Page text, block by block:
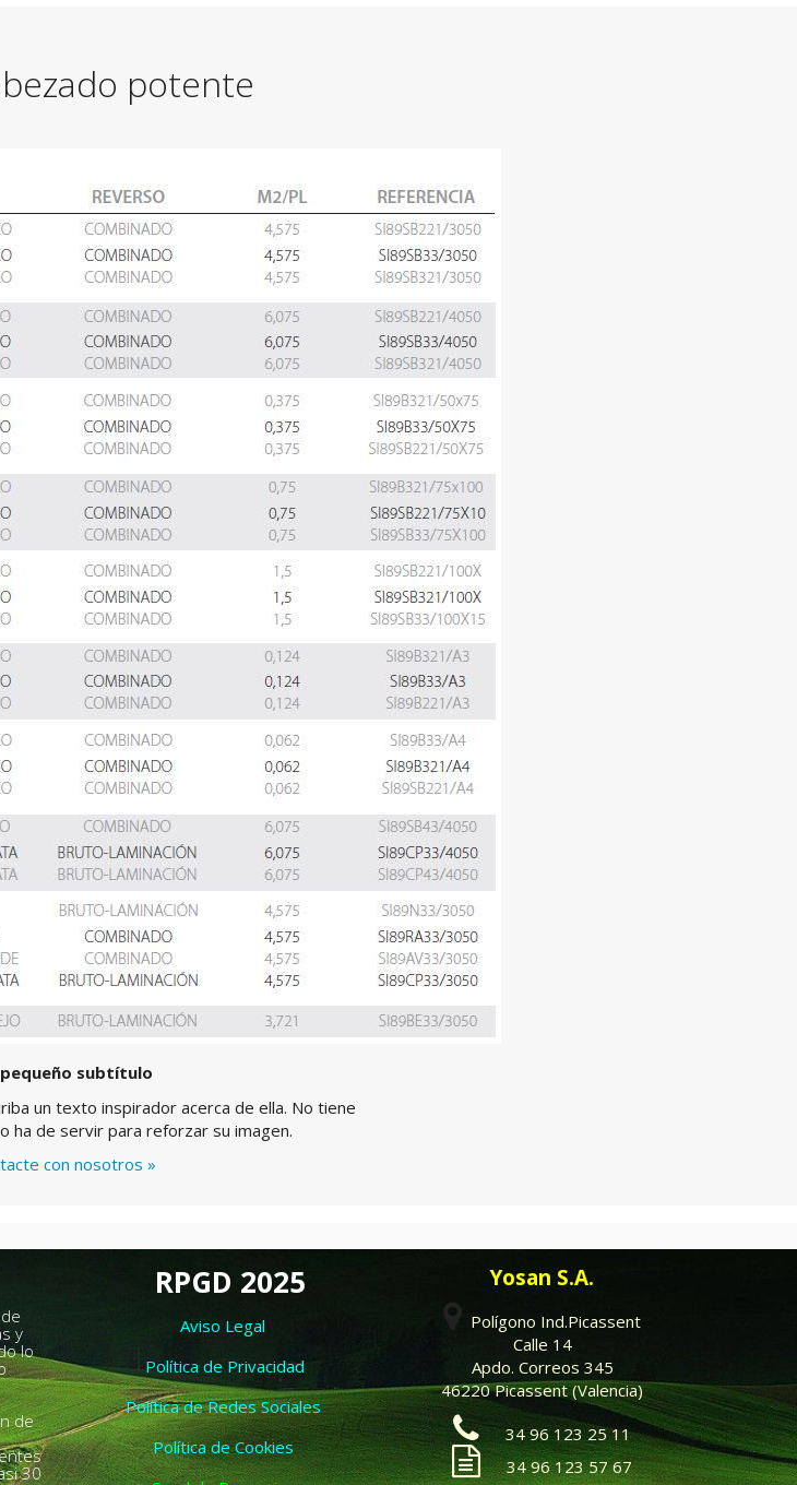
potente
pequeño subtítulo
un texto inspirador acerca de ella. No tiene
ha de servir para reforzar su imagen.
con nosotros »
y
lo
de
30
RPGD 2025
Aviso Legal
Política de Privacidad
Política de Redes Sociales
Política de Cookies
Yosan S.A.
Polígono Ind.Picassent
Calle 14
Apdo. Correos 345
46220 Picassent (Valencia)
34 96 123 25 11
34 96 123 57 67